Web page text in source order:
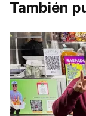
También